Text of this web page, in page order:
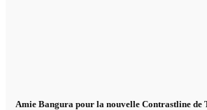
Amie Bangura pour la nouvelle Contrastline de